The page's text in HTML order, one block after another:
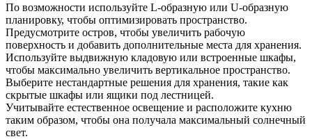
По возможности используйте L-образную или U-образную
планировку, чтобы оптимизировать пространство.
Предусмотрите остров, чтобы увеличить рабочую
поверхность и добавить дополнительные места для хранения.
Используйте выдвижную кладовую или встроенные шкафы,
чтобы максимально увеличить вертикальное пространство.
Выберите нестандартные решения для хранения, такие как
скрытые шкафы или ящики под лестницей.
Учитывайте естественное освещение и расположите кухню
таким образом, чтобы она получала максимальный солнечный
свет.